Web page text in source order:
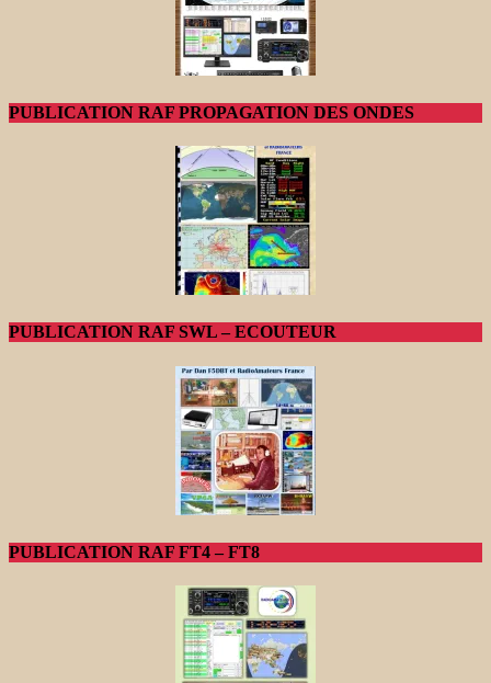
PUBLICATION RAF PROPAGATION DES ONDES
PUBLICATION RAF SWL – ECOUTEUR
PUBLICATION RAF FT4 – FT8